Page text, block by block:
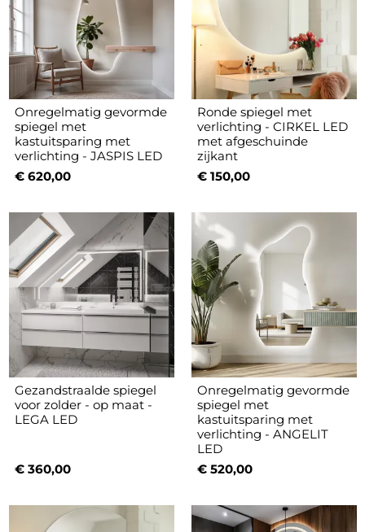
Onregelmatig gevormde
spiegel met
kastuitsparing met
verlichting - JASPIS LED
€ 620,00
Ronde spiegel met
verlichting - CIRKEL LED
met afgeschuinde
zijkant
€ 150,00
Gezandstraalde spiegel
voor zolder - op maat -
LEGA LED
€ 360,00
Onregelmatig gevormde
spiegel met
kastuitsparing met
verlichting - ANGELIT
LED
€ 520,00